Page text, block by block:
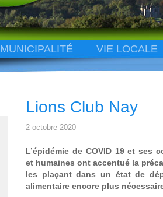
MUNICIPALITÉ VIE LOCALE
Lions Club Nay
2 octobre 2020
L’épidémie de COVID 19 et ses
et humaines ont accentué la
les plaçant dans un état de
alimentaire encore plus